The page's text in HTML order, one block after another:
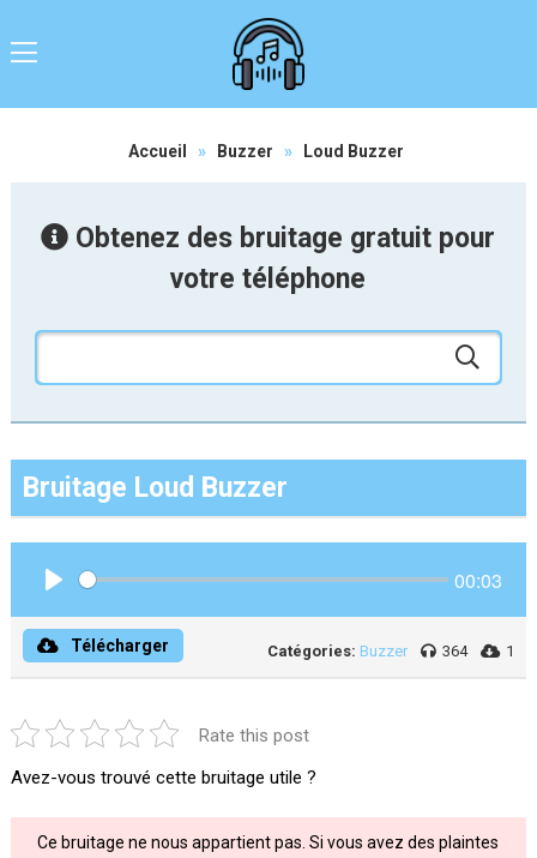
Accueil » Buzzer » Loud Buzzer
Obtenez des bruitage gratuit pour
votre téléphone
Bruitage Loud Buzzer
00:03
Télécharger Catégories: Buzzer 364 1
Rate this post
Avez-vous trouvé cette bruitage utile ?
Ce bruitage ne nous appartient pas. Si vous avez des plaintes